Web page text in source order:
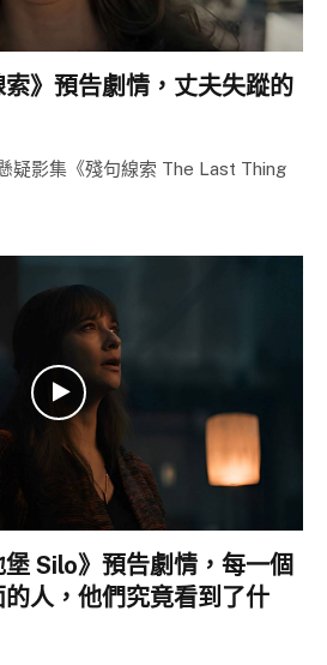
》預告劇情，丈夫失蹤的
疑影集《殘句線索 The Last Thing
Silo》預告劇情，每一個
人，他們究竟看到了什